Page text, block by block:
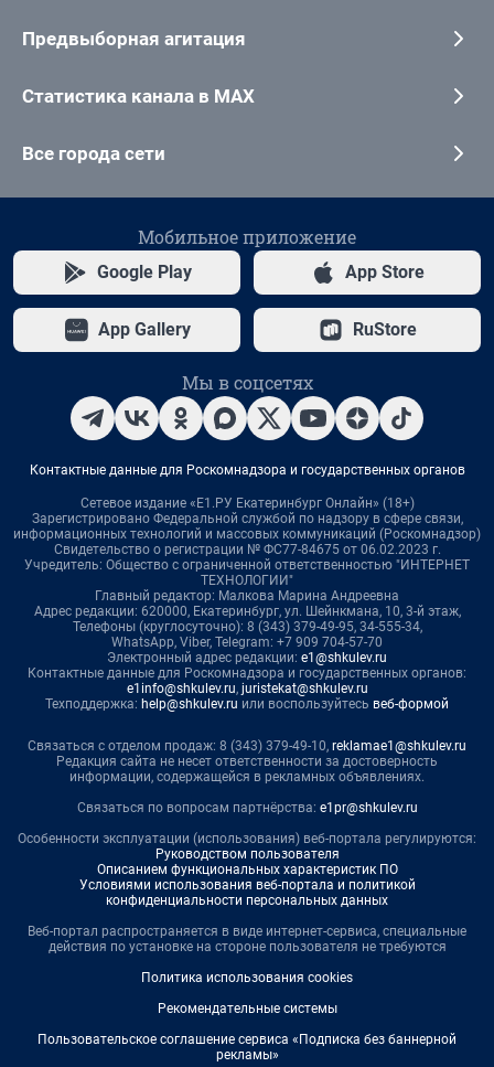
Предвыборная агитация
Статистика канала в MAX
Все города сети
Мобильное приложение
Google Play App Store
App Gallery RuStore
Мы в соцсетях
Контактные данные для Роскомнадзора и государственных органов
Сетевое издание «Е1.РУ Екатеринбург Онлайн» (18+)
Зарегистрировано Федеральной службой по надзору в сфере связи,
информационных технологий и массовых коммуникаций (Роскомнадзор)
Свидетельство о регистрации № ФС77-84675 от 06.02.2023 г.
Учредитель: Общество с ограниченной ответственностью "ИНТЕРНЕТ
ТЕХНОЛОГИИ"
Главный редактор: Малкова Марина Андреевна
Адрес редакции: 620000, Екатеринбург, ул. Шейнкмана, 10, 3-й этаж,
Телефоны (круглосуточно): 8 (343) 379-49-95, 34-555-34,
WhatsApp, Viber, Telegram: +7 909 704-57-70
Электронный адрес редакции: e1@shkulev.ru
Контактные данные для Роскомнадзора и государственных органов:
e1info@shkulev.ru, juristekat@shkulev.ru
Техподдержка: help@shkulev.ru или воспользуйтесь веб-формой
Связаться с отделом продаж: 8 (343) 379-49-10, reklamae1@shkulev.ru
Редакция сайта не несет ответственности за достоверность
информации, содержащейся в рекламных объявлениях.
Связаться по вопросам партнёрства: e1pr@shkulev.ru
Особенности эксплуатации (использования) веб-портала регулируются:
Руководством пользователя
Описанием функциональных характеристик ПО
Условиями использования веб-портала и политикой
конфиденциальности персональных данных
Веб-портал распространяется в виде интернет-сервиса, специальные
действия по установке на стороне пользователя не требуются
Политика использования cookies
Рекомендательные системы
Пользовательское соглашение сервиса «Подписка без баннерной
рекламы»